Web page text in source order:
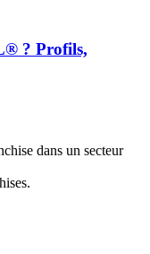
? Profils,
dans un secteur